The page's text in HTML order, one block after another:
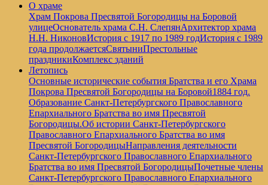
О храме
Храм Покрова Пресвятой Богородицы на Боровой
улицеОснователь храма С.Н. СлепянАрхитектор храма
Н.Н. НиконовИстория с 1917 по 1989 годИстория с 1989
года продолжаетсяСвятыниПрестольные
праздникиКомплекс зданий
Летопись
Основные исторические события Братства и его Храма
Покрова Пресвятой Богородицы на Боровой1884 год.
Образование Санкт-Петербургского Православного
Епархиального Братства во имя Пресвятой
Богородицы.Об истории Санкт-Петербургского
Православного Епархиального Братства во имя
Пресвятой БогородицыНаправления деятельности
Санкт-Петербургского Православного Епархиального
Братства во имя Пресвятой БогородицыПочетные члены
Санкт-Петербургского Православного Епархиального